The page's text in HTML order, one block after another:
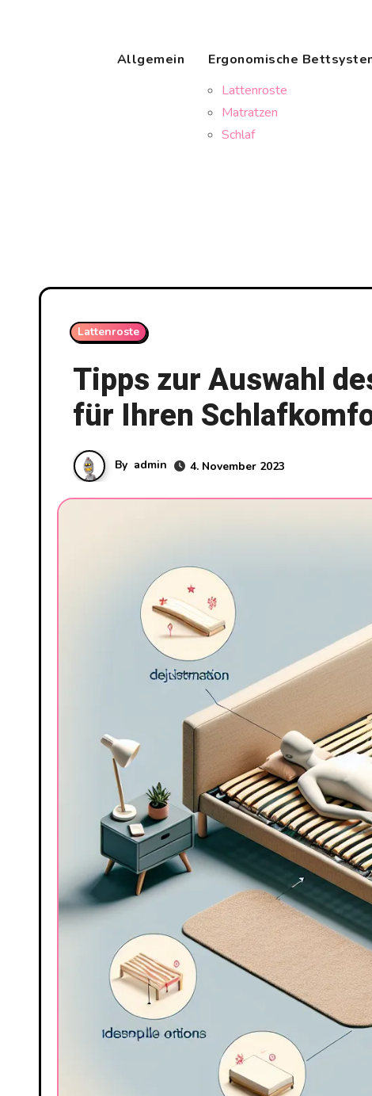
Allgemein
Ergonomische
Lattenroste
Matratzen
Schlaf
Lattenroste
Tipps zur Auswahl
für Ihren
By admin 4. November 2023